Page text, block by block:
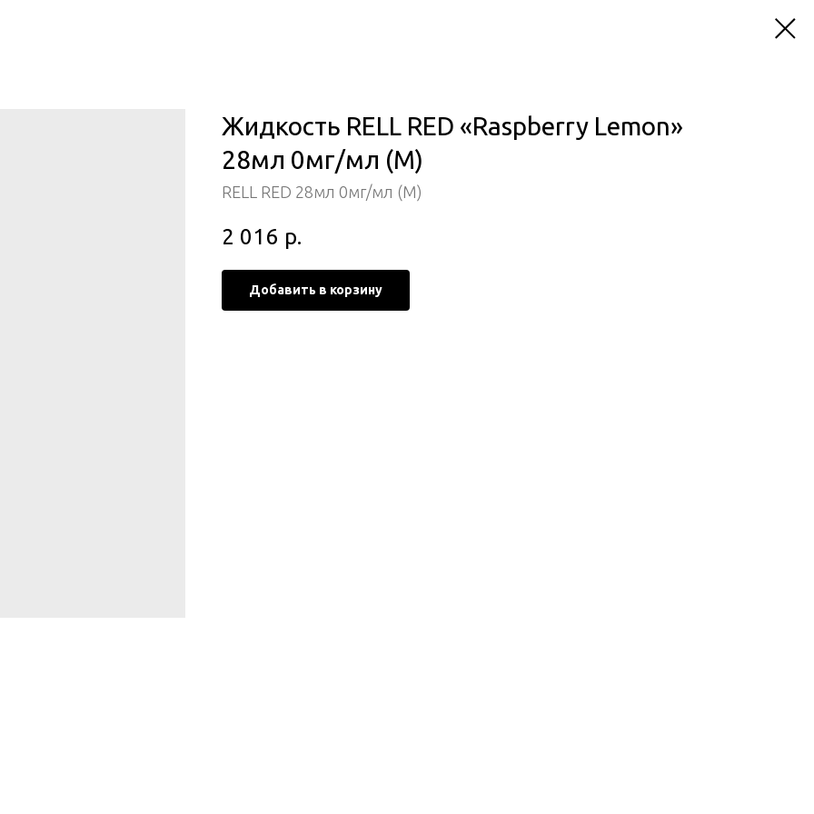
Жидкость RELL RED «Raspberry Lemon»
28мл 0мг/мл (М)
RELL RED 28мл 0мг/мл (М)
2 016 р.
Добавить в корзину